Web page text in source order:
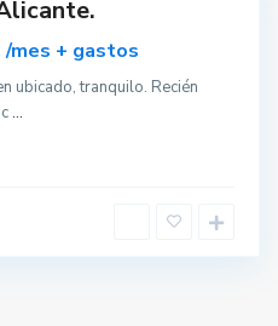
/mes + gastos
ubicado, tranquilo. Recién
...